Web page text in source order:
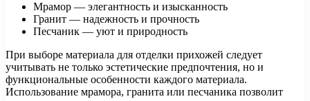
Мрамор — элегантность и изысканность
Гранит — надежность и прочность
Песчаник — уют и природность
При выборе материала для отделки прихожей следует
учитывать не только эстетические предпочтения, но и
функциональные особенности каждого материала.
Использование мрамора, гранита или песчаника позволит